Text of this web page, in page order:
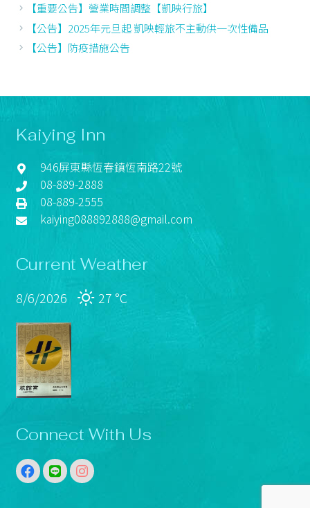
【重要公告】營業時間調整【凱映行旅】
【公告】2025年元旦起 凱映輕旅不主動供一次性備品
【公告】防疫措施公告
Kaiying Inn
946屏東縣恆春鎮恆南路22號
08-889-2888
08-889-2555
kaiying088892888@gmail.com
Current Weather
8/6/2026 27 °C
Connect With Us